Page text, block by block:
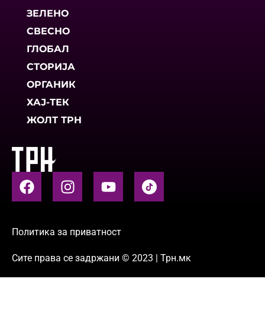
ЗЕЛЕНО
СВЕСНО
ГЛОБАЛ
СТОРИЈА
ОРГАНИК
ХАЈ-ТЕК
ЖОЛТ ТРН
Политика за приватност
Сите права се задржани © 2023 | Трн.мк